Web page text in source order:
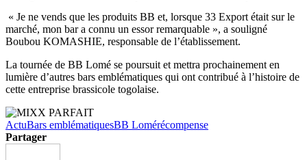
« Je ne vends que les produits BB et, lorsque 33 Export était sur le
marché, mon bar a connu un essor remarquable », a souligné
Boubou KOMASHIE, responsable de l’établissement.
La tournée de BB Lomé se poursuit et mettra prochainement en
lumière d’autres bars emblématiques qui ont contribué à l’histoire de
cette entreprise brassicole togolaise.
ActuBars emblématiquesBB Lomérécompense
Partager